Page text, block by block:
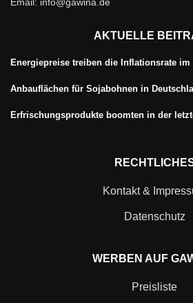
AKTUELLE
Energiepreise treiben die Inflationsrate im
Anbauflächen für Sojabohnen in
Erfrischungsprodukte boomten in der
Kontakt &
Datenschutz
WERBEN AUF
Preisliste